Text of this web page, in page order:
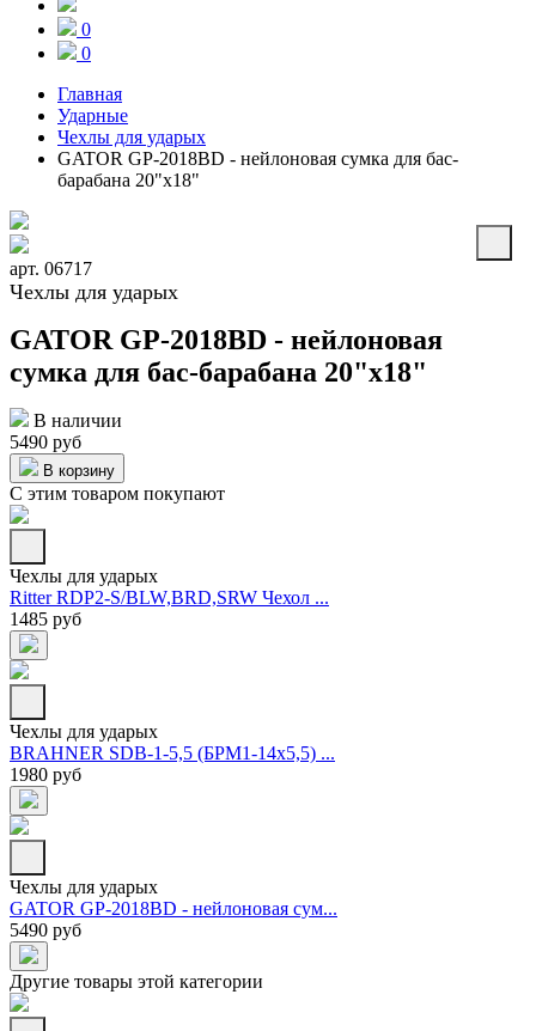
0
0
Главная
Ударные
Чехлы для ударых
GATOR GP-2018BD - нейлоновая сумка для бас-
барабана 20"х18"
арт. 06717
Чехлы для ударых
GATOR GP-2018BD - нейлоновая
сумка для бас-барабана 20"х18"
В наличии
5490 руб
В корзину
С этим товаром покупают
Чехлы для ударых
Ritter RDP2-S/BLW,BRD,SRW Чехол ...
1485 руб
Чехлы для ударых
BRAHNER SDB-1-5,5 (БРМ1-14х5,5) ...
1980 руб
Чехлы для ударых
GATOR GP-2018BD - нейлоновая сум...
5490 руб
Другие товары этой категории